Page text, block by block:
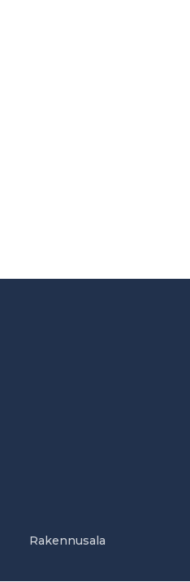
Rakennusala